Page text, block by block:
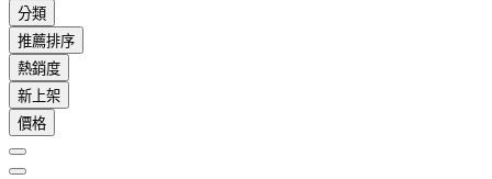
分類
推薦排序
熱銷度
新上架
價格